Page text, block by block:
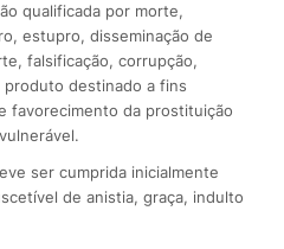
qualificada por morte,
estupro, disseminação de
falsificação, corrupção,
destinado a fins
favorecimento da prostituição
ser cumprida inicialmente
de anistia, graça, indulto